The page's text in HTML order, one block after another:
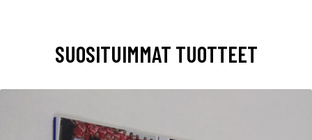
SUOSITUIMMAT TUOTTEET